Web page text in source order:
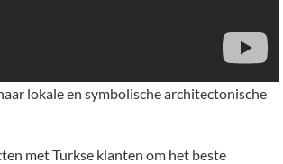
lokale en symbolische architectonische
met Turkse klanten om het beste